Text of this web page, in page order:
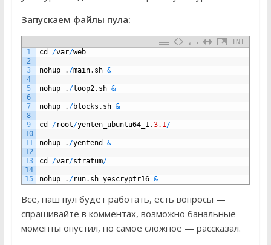
Запускаем файлы пула:
INI
1
2
3
4
5
6
7
8
9
10
11
12
13
14
15
cd /var/web
nohup . /main. sh &
nohup . /loop2. sh &
nohup . /blocks . sh &
cd /root/yenten_ubuntu64_1.3.1/
nohup . /yentend &
cd /var/stratum/
nohup . /run. sh yescryptr16 &
Всё, наш пул будет работать, есть вопросы —
спрашивайте в комментах, возможно банальные
моменты опустил, но самое сложное — рассказал.